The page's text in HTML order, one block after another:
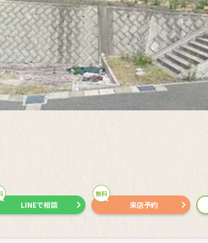
LINEで相談
無料
来店予約